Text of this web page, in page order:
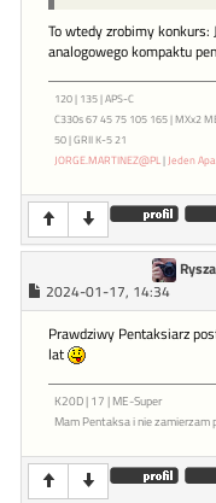
To wtedy zrobimy konkurs:
analogowego kompaktu
120 | 135 | APS-C
C330s 67 45 75 105 165 | MXx2
50 | GRII K-5 21
JORGE.MARTINEZ@PL| Jeden
2024-01-17, 14:34
Prawdziwy Pentaksiarz
lat
K20D | 17 | ME-Super
Mam Pentaksa i nie zamierzam